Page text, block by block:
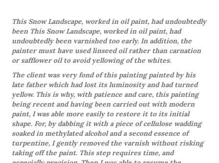
This Snow Landscape, worked in oil paint, had undoubtedly
been This Snow Landscape, worked in oil paint, had
undoubtedly been varnished too early. In addition, the
painter must have used linseed oil rather than carnation
or safflower oil to avoid yellowing of the whites.
The client was very fond of this painting painted by his
late father which had lost its luminosity and had turned
yellow. This is why, with patience and care, this painting
being recent and having been carried out with modern
paint, I was able more easily to restore it to its initial
shape. For, by dabbing it with a piece of cellulose wadding
soaked in methylated alcohol and a second essence of
turpentine, I gently removed the varnish without risking
taking off the paint. This step requires time, and